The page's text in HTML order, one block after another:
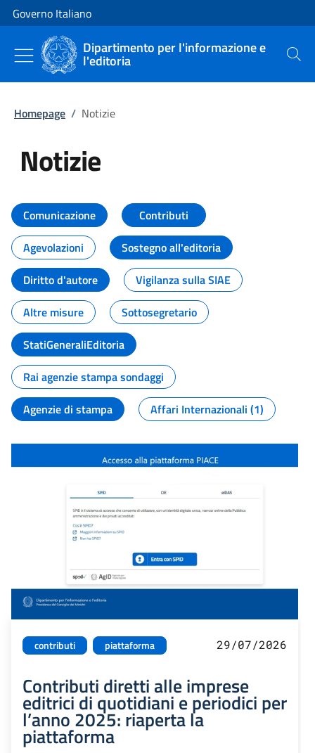
Vai al contenuto
Vai alla navigazione del sito
Governo Italiano
Dipartimento per l'informazione e
l'editoria Cerca
Homepage / Notizie
Notizie
Tutti i contenuti della pagina
Comunicazione
Contributi
Agevolazioni
Sostegno all'editoria
Diritto d'autore
Vigilanza sulla SIAE
Altre misure
Sottosegretario
StatiGeneraliEditoria
Rai agenzie stampa sondaggi
Agenzie di stampa
Affari Internazionali (1)
contributi piattaforma 29/07/2026
Contributi diretti alle imprese
editrici di quotidiani e periodici per
l’anno 2025: riaperta la
piattaforma